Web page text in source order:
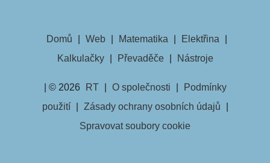
Domů Web Matematika Elektřina
Kalkulačky
Převaděče Nástroje
| © 2026 RT O společnosti
Podmínky
použití
Zásady ochrany osobních údajů
Spravovat soubory cookie